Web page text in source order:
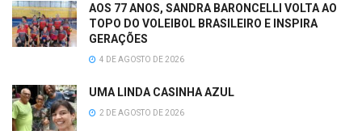
AOS 77 ANOS, SANDRA BARONCELLI VOLTA AO
TOPO DO VOLEIBOL BRASILEIRO E INSPIRA
GERAÇÕES
4 DE AGOSTO DE 2026
UMA LINDA CASINHA AZUL
2 DE AGOSTO DE 2026